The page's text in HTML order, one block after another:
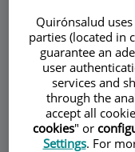
Descripció Serveis
Quirónsalud
parties (located in
guarantee an
user
services and
through the
accept all
cookies" or
Settings. For